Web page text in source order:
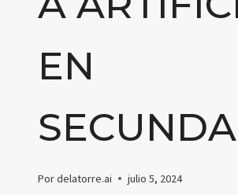
EN
Pordelatorre.ai julio 5, 2024